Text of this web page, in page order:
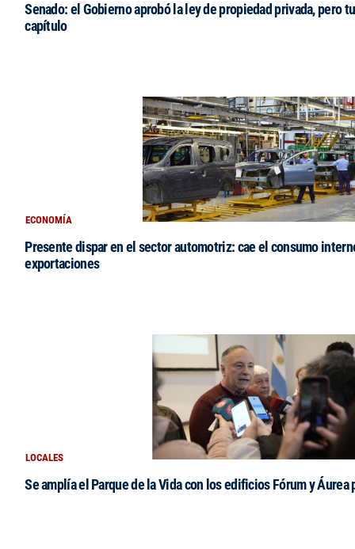
Senado: el Gobierno aprobó la ley de propiedad privada, pero
capítulo
ECONOMÍA
Presente dispar en el sector automotriz: cae el consumo
exportaciones
LOCALES
Se amplía el Parque de la Vida con los edificios Fórum y